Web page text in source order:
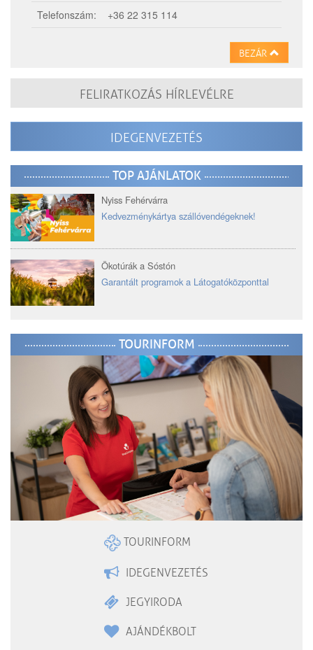
Telefonszám:
+36 22 315 114
BEZÁR
FELIRATKOZÁS HÍRLEVÉLRE
IDEGENVEZETÉS
TOP AJÁNLATOK
Nyiss Fehérvárra
Kedvezménykártya szállóvendégeknek!
Ökotúrák a Sóstón
Garantált programok a Látogatóközponttal
TOURINFORM
TOURINFORM
IDEGENVEZETÉS
JEGYIRODA
AJÁNDÉKBOLT